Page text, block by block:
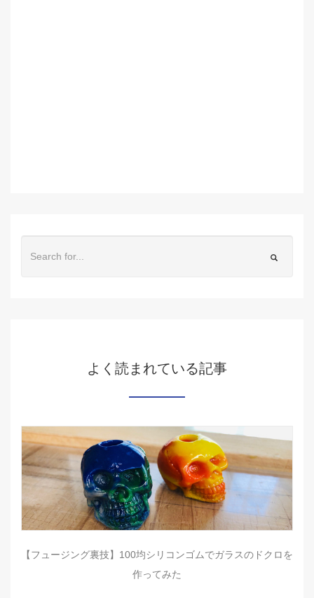
よく読まれている記事
【フュージング裏技】100均シリコンゴムでガラスのドクロを
作ってみた